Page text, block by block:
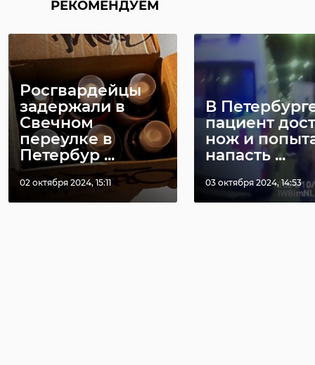
РЕКОМЕНДУЕМ
Росгвардейцы
задержали в
Свечном
переулке в
Петербур ...
02 октября 2024, 15:11
В
пациент
нож и
напасть ...
03 октября 2024, 14:53